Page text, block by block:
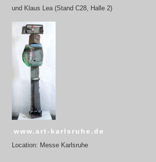
und Klaus Lea (Stand C28, Halle 2)
www.art-karlsruhe.de
Location: Messe Karlsruhe